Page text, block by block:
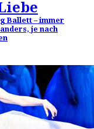
Ballett – immer
je nach